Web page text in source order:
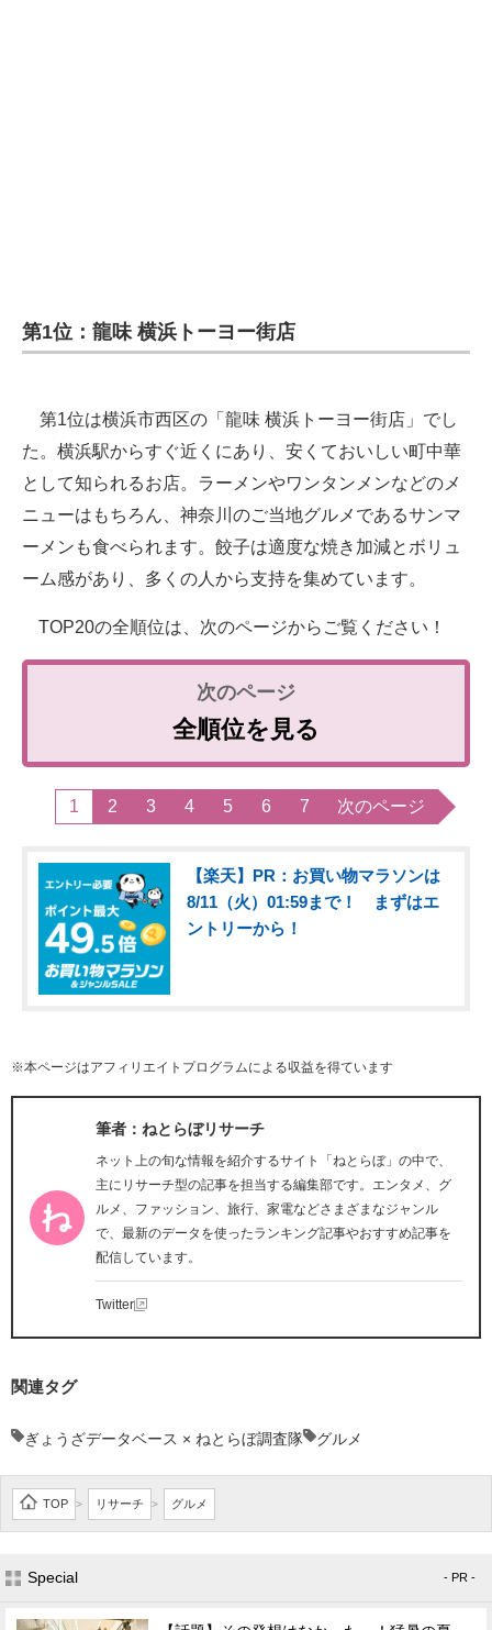
第1位：龍味 横浜トーヨー街店
第1位は横浜市西区の「龍味 横浜トーヨー街店」でし
た。横浜駅からすぐ近くにあり、安くておいしい町中華
として知られるお店。ラーメンやワンタンメンなどのメ
ニューはもちろん、神奈川のご当地グルメであるサンマ
ーメンも食べられます。餃子は適度な焼き加減とボリュ
ーム感があり、多くの人から支持を集めています。
TOP20の全順位は、次のページからご覧ください！
全順位を見る
1 2 3 4 5 6 7 次のページ
【楽天】PR：お買い物マラソンは
8/11（火）01:59まで！ まずはエ
ントリーから！
※本ページはアフィリエイトプログラムによる収益を得ています
筆者：ねとらぼリサーチ
ネット上の旬な情報を紹介するサイト「ねとらぼ」の中で、
主にリサーチ型の記事を担当する編集部です。エンタメ、グ
ルメ、ファッション、旅行、家電などさまざまなジャンル
で、最新のデータを使ったランキング記事やおすすめ記事を
配信しています。
Twitter
関連タグ
ぎょうざデータベース × ねとらぼ調査隊 グルメ
TOP > リサーチ > グルメ
Special - PR -